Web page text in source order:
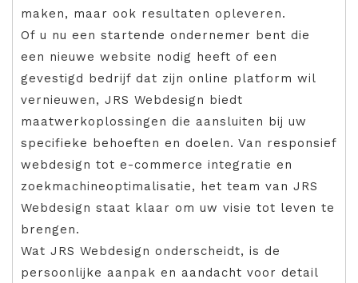
maken, maar ook resultaten opleveren.
Of u nu een startende ondernemer bent die
een nieuwe website nodig heeft of een
gevestigd bedrijf dat zijn online platform wil
vernieuwen, JRS Webdesign biedt
maatwerkoplossingen die aansluiten bij uw
specifieke behoeften en doelen. Van responsief
webdesign tot e-commerce integratie en
zoekmachineoptimalisatie, het team van JRS
Webdesign staat klaar om uw visie tot leven te
brengen.
Wat JRS Webdesign onderscheidt, is de
persoonlijke aanpak en aandacht voor detail